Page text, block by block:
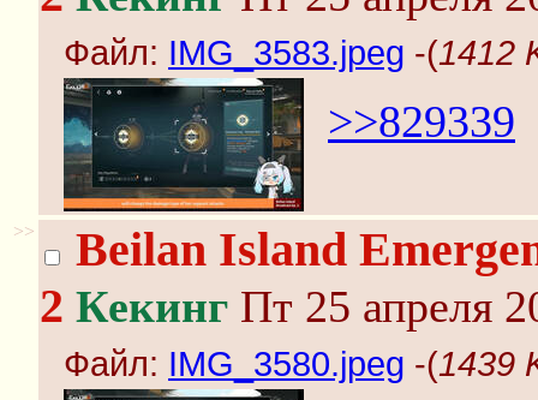
Файл: IMG_3583.jpeg -(1412
>>829339
>>
Beilan Island
2 Кекинг Пт 25 апреля
Файл: IMG_3580.jpeg -(1439